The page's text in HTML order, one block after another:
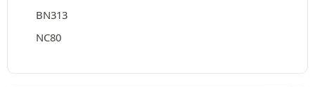
BN313
NC80